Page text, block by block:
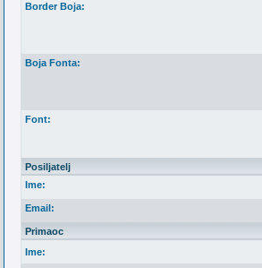
Border Boja:
Boja Fonta:
Font:
Posiljatelj
Ime:
Email:
Primaoc
Ime: